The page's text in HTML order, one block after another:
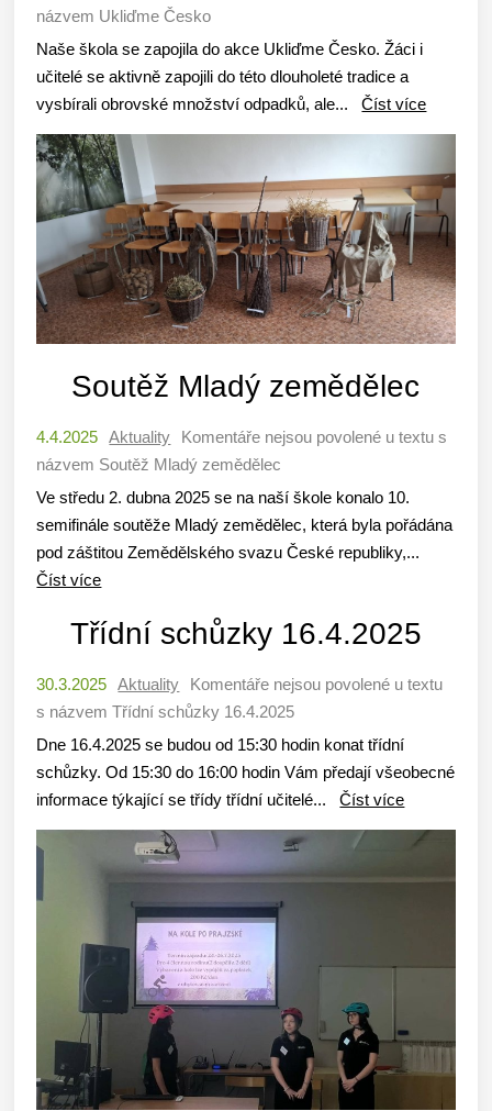
názvem Ukliďme Česko
Naše škola se zapojila do akce Ukliďme Česko. Žáci i
učitelé se aktivně zapojili do této dlouholeté tradice a
vysbírali obrovské množství odpadků, ale...Číst více
Soutěž Mladý zemědělec
4.4.2025 Aktuality Komentáře nejsou povolené u textu s
názvem Soutěž Mladý zemědělec
Ve středu 2. dubna 2025 se na naší škole konalo 10.
semifinále soutěže Mladý zemědělec, která byla pořádána
pod záštitou Zemědělského svazu České republiky,...
Číst více
Třídní schůzky 16.4.2025
30.3.2025 Aktuality Komentáře nejsou povolené u textu
s názvem Třídní schůzky 16.4.2025
Dne 16.4.2025 se budou od 15:30 hodin konat třídní
schůzky. Od 15:30 do 16:00 hodin Vám předají všeobecné
informace týkající se třídy třídní učitelé...Číst více